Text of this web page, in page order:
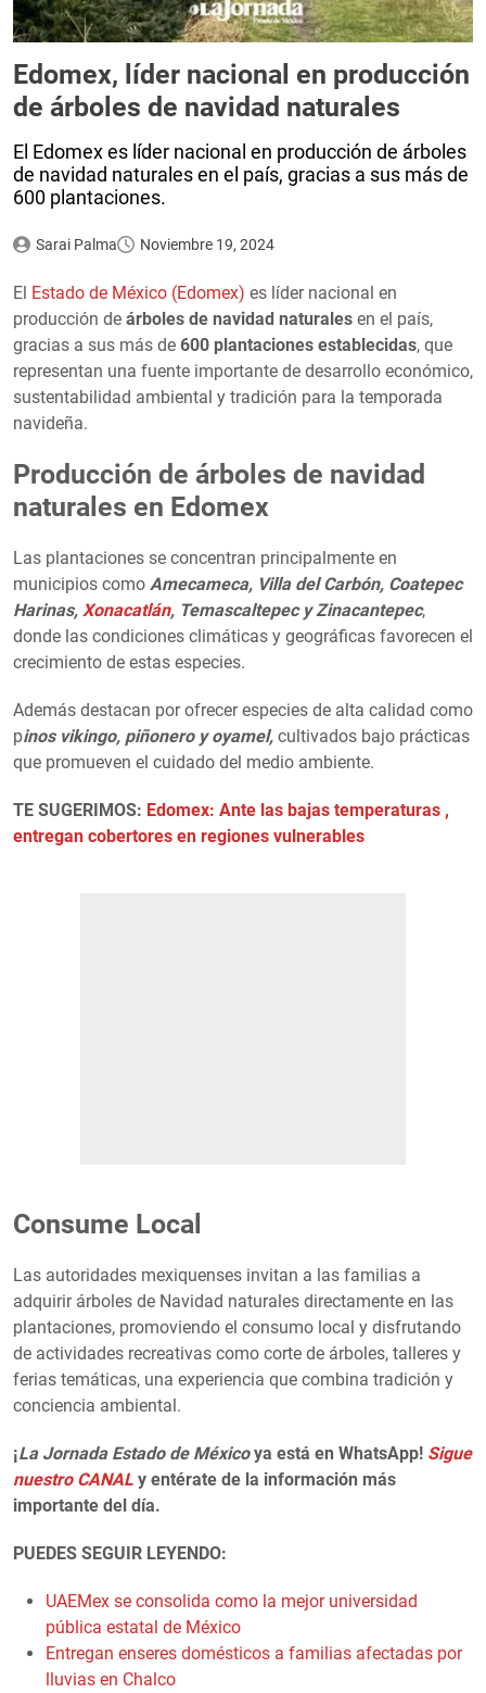
Edomex, líder nacional en producción
de árboles de navidad naturales
El Edomex es líder nacional en producción de árboles
de navidad naturales en el país, gracias a sus más de
600 plantaciones.
Sarai Palma Noviembre 19, 2024
El Estado de México (Edomex) es líder nacional en
producción de árboles de navidad naturales en el país,
gracias a sus más de 600 plantaciones establecidas, que
representan una fuente importante de desarrollo económico,
sustentabilidad ambiental y tradición para la temporada
navideña.
Producción de árboles de navidad
naturales en Edomex
Las plantaciones se concentran principalmente en
municipios como Amecameca, Villa del Carbón, Coatepec
Harinas, Xonacatlán, Temascaltepec yZinacantepec,
donde las condiciones climáticas y geográficas favorecen el
crecimiento de estas especies.
Además destacan por ofrecer especies de alta calidad como
pinos vikingo, piñonero y oyamel, cultivados bajo prácticas
que promueven el cuidado del medio ambiente.
TE SUGERIMOS: Edomex: Ante las bajas temperaturas ,
entregan cobertores en regiones vulnerables
Consume Local
Las autoridades mexiquenses invitan a las familias a
adquirir árboles de Navidad naturales directamente en las
plantaciones, promoviendo el consumo local y disfrutando
de actividades recreativas como corte de árboles, talleres y
ferias temáticas, una experiencia que combina tradición y
conciencia ambiental.
¡La Jornada Estado de Méxicoya está en WhatsApp! Sigue
nuestro CANAL y entérate de la información más
importante del día.
PUEDES SEGUIR LEYENDO:
UAEMex se consolida como la mejor universidad
pública estatal de México
Entregan enseres domésticos a familias afectadas por
lluvias en Chalco